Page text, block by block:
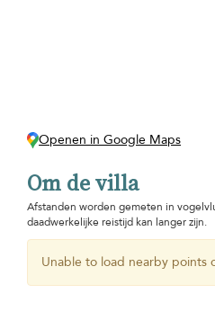
Openen in Google Maps
Om de villa
Afstanden worden gemeten in
daadwerkelijke reistijd kan langer zijn.
Unable to load nearby points